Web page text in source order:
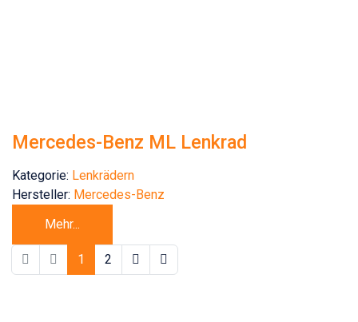
Mercedes-Benz ML Lenkrad
Kategorie: Lenkrädern
Hersteller: Mercedes-Benz
Mehr...
1 2